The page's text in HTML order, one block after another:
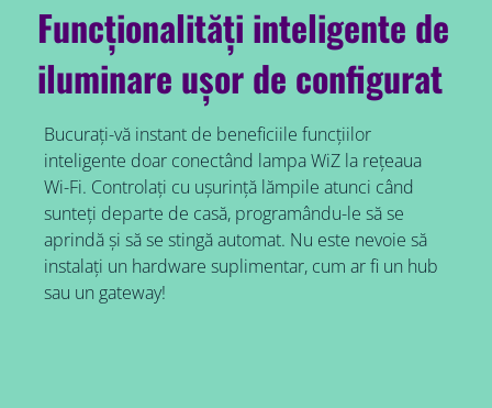
Funcționalități inteligente de
iluminare ușor de configurat
Bucurați-vă instant de beneficiile funcțiilor
inteligente doar conectând lampa WiZ la rețeaua
Wi-Fi. Controlați cu ușurință lămpile atunci când
sunteți departe de casă, programându-le să se
aprindă și să se stingă automat. Nu este nevoie să
instalați un hardware suplimentar, cum ar fi un hub
sau un gateway!